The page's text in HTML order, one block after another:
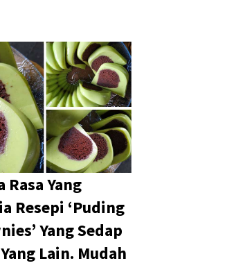
Rasa Yang
Resepi ‘Puding
Yang Sedap
Lain. Mudah